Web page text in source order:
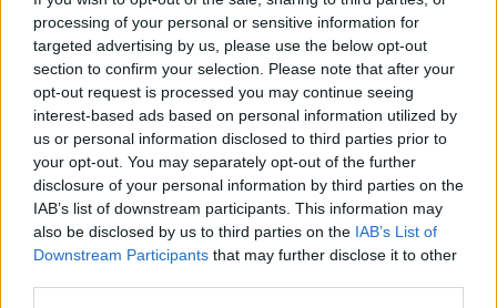
processing of your personal or sensitive information for
targeted advertising by us, please use the below opt-out
section to confirm your selection. Please note that after your
opt-out request is processed you may continue seeing
interest-based ads based on personal information utilized by
us or personal information disclosed to third parties prior to
your opt-out. You may separately opt-out of the further
disclosure of your personal information by third parties on the
IAB’s list of downstream participants. This information may
also be disclosed by us to third parties on the IAB’s List of
Downstream Participants that may further disclose it to other
Descargar el documento (PDF)
MACHADO Boletín Novedades r06-03-2019 ZC.pdf (PDF,
8.8 MB)
Descargar